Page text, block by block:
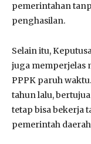
pemerintahan
penghasilan.
Selain itu,
juga memperjelas
PPPK paruh
tahun lalu,
tetap bisa bekerja
pemerintah